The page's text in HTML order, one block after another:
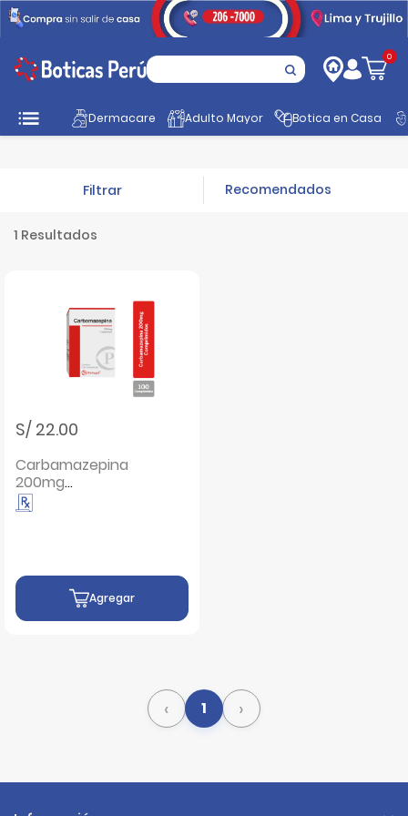
0
Dermacare Adulto Mayor Botica en Casa
Inicio Tratamiento Anticonvulsivantes
1 Resultados
Filtrar
S/ 22.00
Carbamazepina
200mg
Comprimidos -
Caja 100 UN
Agregar
‹ 1 ›